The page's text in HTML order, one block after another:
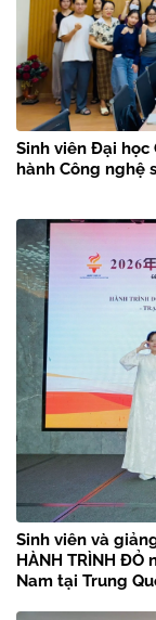
Sinh viên Đại
hành Công nghệ
Sinh viên và
HÀNH TRÌNH
Nam tại Trung